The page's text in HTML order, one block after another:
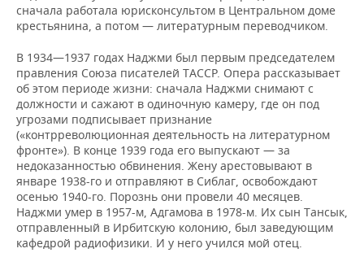
КИБЕРСПОРТ
ВОДНЫЕ ВИДЫ СПОРТА
ХОККЕЙ С МЯЧОМ
КУЛЬТУРА
ОБРАЗОВАНИЕ
ПРОИСШЕСТВИЯ
СПИСОК КОМПАНИЙ
сначала работала юрисконсультом в Центральном доме
крестьянина, а потом — литературным переводчиком.
В 1934—1937 годах Наджми был первым председателем
правления Союза писателей ТАССР. Опера рассказывает
об этом периоде жизни: сначала Наджми снимают с
должности и сажают в одиночную камеру, где он под
угрозами подписывает признание
(«контрреволюционная деятельность на литературном
фронте»). В конце 1939 года его выпускают — за
недоказанностью обвинения. Жену арестовывают в
январе 1938-го и отправляют в Сиблаг, освобождают
осенью 1940-го. Порознь они провели 40 месяцев.
Наджми умер в 1957-м, Адгамова в 1978-м. Их сын Тансык,
отправленный в Ирбитскую колонию, был заведующим
кафедрой радиофизики. И у него учился мой отец.